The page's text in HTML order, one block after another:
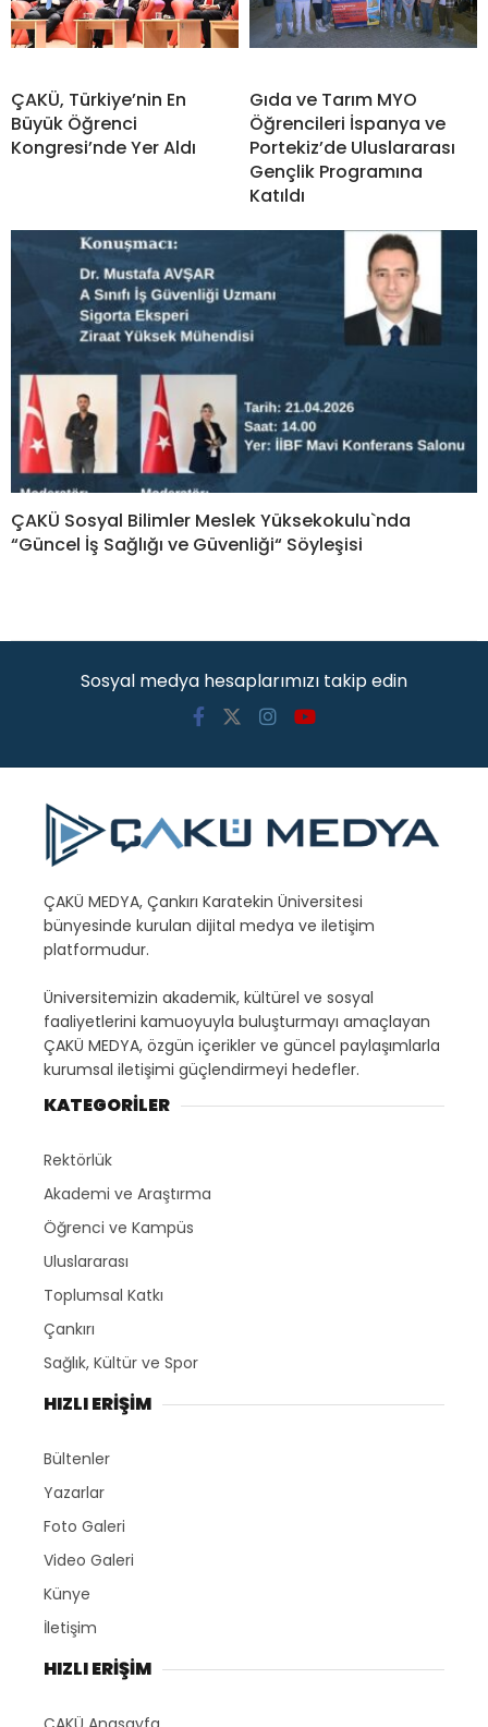
ÇAKÜ, Türkiye’nin En
Büyük Öğrenci
Kongresi’nde Yer Aldı
Gıda ve Tarım MYO
Öğrencileri İspanya ve
Portekiz’de Uluslararası
Gençlik Programına
Katıldı
ÇAKÜ Sosyal Bilimler Meslek Yüksekokulu`nda
“Güncel İş Sağlığı ve Güvenliği“ Söyleşisi
Sosyal medya hesaplarımızı takip edin
ÇAKÜ MEDYA, Çankırı Karatekin Üniversitesi
bünyesinde kurulan dijital medya ve iletişim
platformudur.
Üniversitemizin akademik, kültürel ve sosyal
faaliyetlerini kamuoyuyla buluşturmayı amaçlayan
ÇAKÜ MEDYA, özgün içerikler ve güncel paylaşımlarla
kurumsal iletişimi güçlendirmeyi hedefler.
KATEGORİLER
Rektörlük
Akademi ve Araştırma
Öğrenci ve Kampüs
Uluslararası
Toplumsal Katkı
Çankırı
Sağlık, Kültür ve Spor
HIZLI ERİŞİM
Bültenler
Yazarlar
Foto Galeri
Video Galeri
Künye
İletişim
HIZLI ERİŞİM